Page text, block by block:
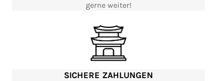
gerne weiter!
SICHERE ZAHLUNGEN